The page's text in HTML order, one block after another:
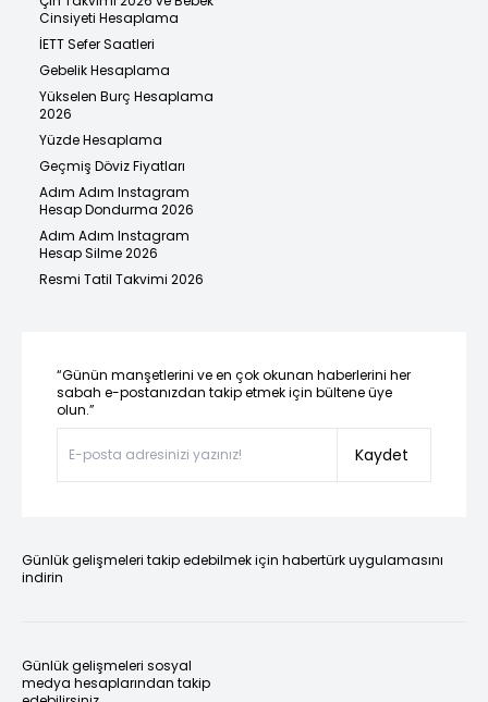
Cinsiyeti Hesaplama
İETT Sefer Saatleri
Gebelik Hesaplama
Yükselen Burç Hesaplama
2026
Yüzde Hesaplama
Geçmiş Döviz Fiyatları
Adım Adım Instagram
Hesap Dondurma 2026
Adım Adım Instagram
Hesap Silme 2026
Resmi Tatil Takvimi 2026
“Günün manşetlerini ve en çok okunan haberlerini her
sabah e-postanızdan takip etmek için bültene üye
olun.”
Kaydet
Günlük gelişmeleri takip edebilmek için habertürk uygulamasını
indirin
Günlük gelişmeleri sosyal
medya hesaplarından takip